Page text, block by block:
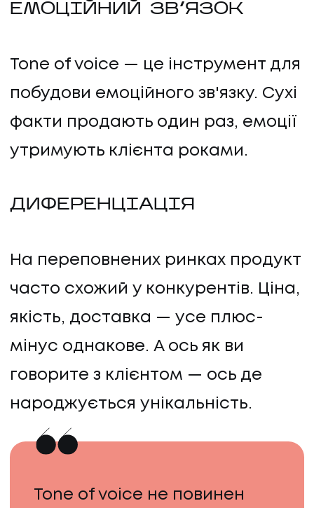
ЕМОЦІЙНИЙ ЗВ'ЯЗОК
Tone of voice — це інструмент для
побудови емоційного зв'язку. Сухі
факти продають один раз, емоції
утримують клієнта роками.
ДИФЕРЕНЦІАЦІЯ
На переповнених ринках продукт
часто схожий у конкурентів. Ціна,
якість, доставка — усе плюс-
мінус однакове. А ось як ви
говорите з клієнтом — ось де
народжується унікальність.
Tone of voice не повинен